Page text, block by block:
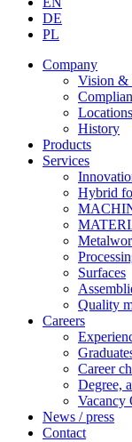
DE
PL
Company
Vision &
Locations
History
Products
Services
Hybrid
Surfaces
Quality
Careers
Career
Degree,
Vacancy
News / press
Contact